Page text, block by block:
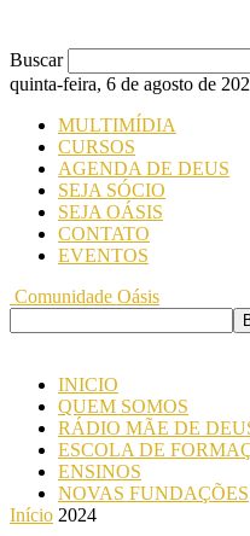
Buscar
quinta-feira, 6 de agosto de
MULTIMÍDIA
CURSOS
AGENDA DE DEUS
SEJA SÓCIO
SEJA OÁSIS
CONTATO
EVENTOS
Comunidade Oásis
INICIO
QUEM SOMOS
RÁDIO MÃE DE
ESCOLA DE
ENSINOS
NOVAS FUNDAÇÕES
Início 2024